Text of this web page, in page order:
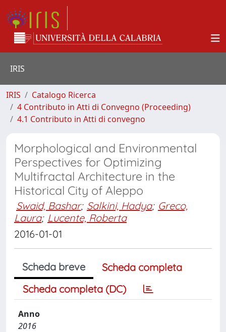
IRIS
IRIS
Catalogo Ricerca
4 Contributo in Atti di Convegno (Proceeding)
4.1 Contributo in Atti di convegno
Morphological and Environmental
Perspectives for Optimizing
Multifractal Architecture in the
Historical City of Aleppo
Swaid, Bashar; Salkini, Hadya; Greco,
Laura; Lucente, Roberta
2016-01-01
Scheda breve
Scheda completa
Scheda completa (DC)
Anno
2016